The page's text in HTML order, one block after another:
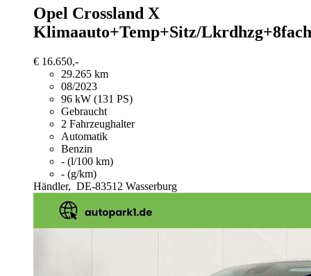
Opel Crossland X
Klimaauto+Temp+Sitz/
€ 16.650,-
29.265 km
08/2023
96 kW (131 PS)
Gebraucht
2 Fahrzeughalter
Automatik
Benzin
- (l/100 km)
- (g/km)
Händler, DE-83512 Wasserburg